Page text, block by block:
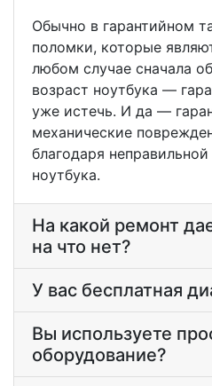
Обычно в гарантийном
поломки, которые
любом случае сначала
возраст ноутбука —
уже истечь. И да —
механические
благодаря
ноутбука.
На какой ремонт
на что нет?
У вас бесплатная
Вы используете
оборудование?